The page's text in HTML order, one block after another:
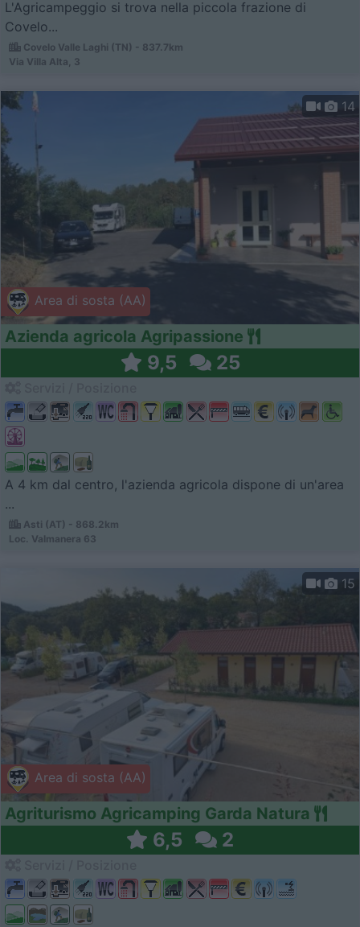
L'Agricampeggio si trova nella piccola frazione di
Covelo...
Covelo Valle Laghi (TN) - 837.7km
Via Villa Alta, 3
Area di sosta (AA)
14
Azienda agricola Agripassione
9,5 25
A 4 km dal centro, l'azienda agricola dispone di un'area
...
Asti (AT) - 868.2km
Loc. Valmanera 63
Area di sosta (AA)
15
Agriturismo Agricamping Garda Natura
6,5 2